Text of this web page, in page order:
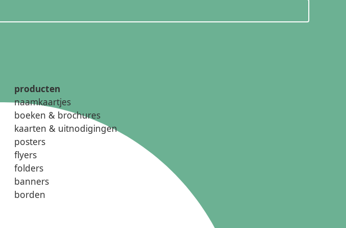
producten
naamkaartjes
boeken & brochures
kaarten & uitnodigingen
posters
flyers
folders
banners
borden